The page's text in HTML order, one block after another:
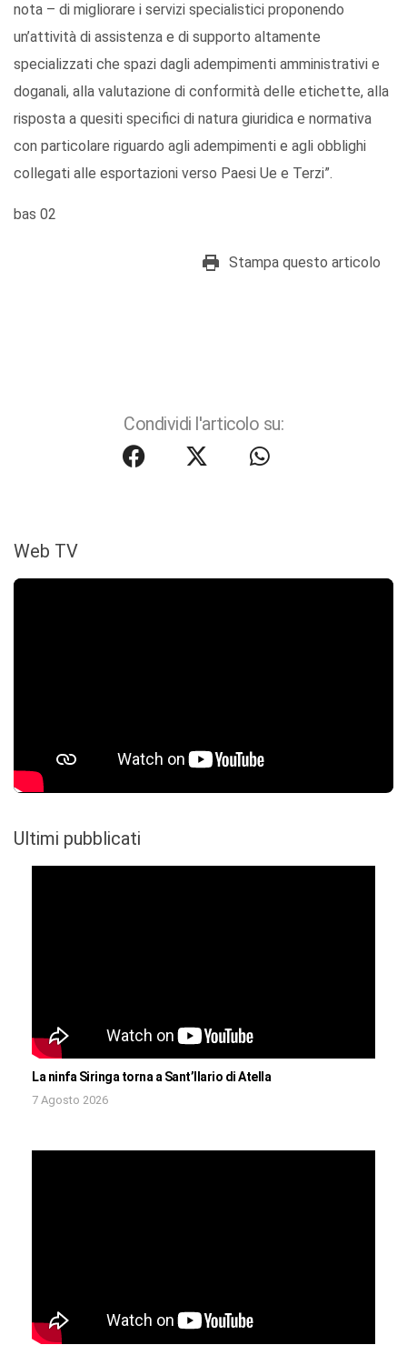
nota – di migliorare i servizi specialistici proponendo
un’attività di assistenza e di supporto altamente
specializzati che spazi dagli adempimenti amministrativi e
doganali, alla valutazione di conformità delle etichette, alla
risposta a quesiti specifici di natura giuridica e normativa
con particolare riguardo agli adempimenti e agli obblighi
collegati alle esportazioni verso Paesi Ue e Terzi”.
bas 02
Stampa questo articolo
Condividi l'articolo su:
Web TV
Ultimi pubblicati
La ninfa Siringa torna a Sant’Ilario di Atella
7 Agosto 2026